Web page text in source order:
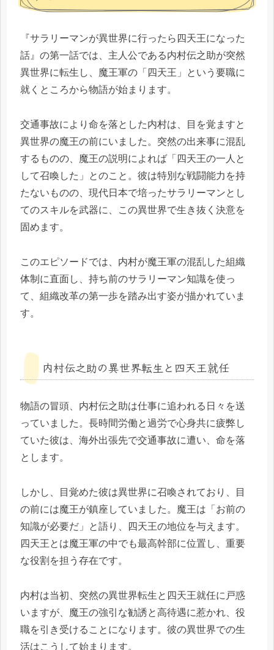
『サラリーマンが異世界に行ったら四天王になった
話』の第一話では、主人公である内村伝之助が突然
異世界に転生し、魔王軍の「四天王」という要職に
就くところから物語が始まります。
交通事故により命を落とした内村は、目を覚ますと
異世界の魔王の前にいました。突然の出来事に混乱
するものの、魔王の説明によれば「四天王の一人と
して召喚した」とのこと。彼は特別な戦闘能力を持
たないものの、現代日本で培ったサラリーマンとし
てのスキルを武器に、この異世界で生き抜く決意を
固めます。
このエピソードでは、内村が魔王軍の混乱した組織
体制に直面し、持ち前のサラリーマン知識を使っ
て、組織改革の第一歩を踏み出す姿が描かれていま
す。
内村伝之助の異世界転生と四天王就任
物語の冒頭、内村伝之助は仕事に追われる日々を送
っていました。長時間労働と過労で心身共に疲弊し
ていた彼は、海外出張先で交通事故に遭い、命を落
とします。
しかし、目覚めた彼は異世界に召喚されており、目
の前には魔王が鎮座していました。魔王は「お前の
知識が必要だ」と語り、四天王の地位を与えます。
四天王とは魔王軍の中でも最高幹部に位置し、重要
な役割を担う存在です。
内村は当初、突然の異世界転生と四天王就任に戸惑
いますが、魔王の強引な勧誘と高待遇に惹かれ、役
職を引き受けることになります。彼の異世界での生
活はこうして始まります。